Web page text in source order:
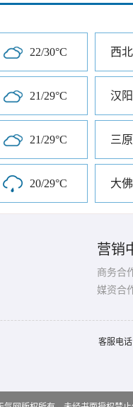
22/30°C
21/29°C 汉
21/29°C 三
20/29°C 大
营销
商务合
媒资合
客服电